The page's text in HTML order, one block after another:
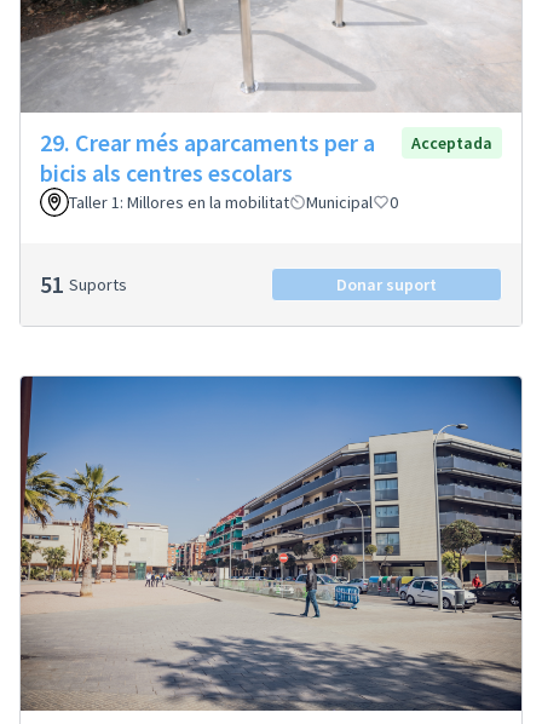
29. Crear més aparcaments per a
bicis als centres escolars
Acceptada
Taller 1: Millores en la mobilitat Municipal 0
51 Suports Donar suport